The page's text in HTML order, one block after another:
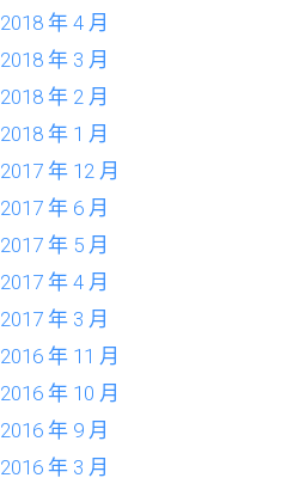
2018 年 4 月
2018 年 3 月
2018 年 2 月
2018 年 1 月
2017 年 12 月
2017 年 6 月
2017 年 5 月
2017 年 4 月
2017 年 3 月
2016 年 11 月
2016 年 10 月
2016 年 9 月
2016 年 3 月